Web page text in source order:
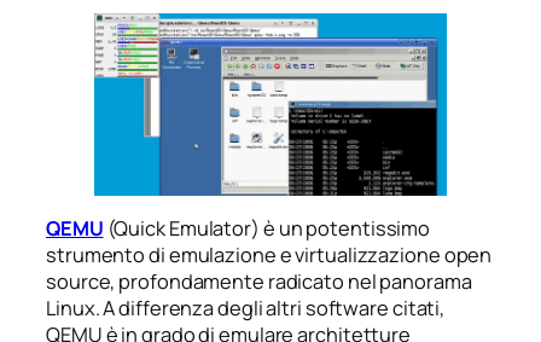
QEMU (Quick Emulator) è un potentissimo
strumento di emulazione e virtualizzazione open
source, profondamente radicato nel panorama
Linux. A differenza degli altri software citati,
QEMU è in grado di emulare architetture